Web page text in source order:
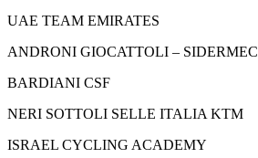
UAE TEAM EMIRATES
ANDRONI GIOCATTOLI – SIDERMEC
BARDIANI CSF
NERI SOTTOLI SELLE ITALIA KTM
ISRAEL CYCLING ACADEMY